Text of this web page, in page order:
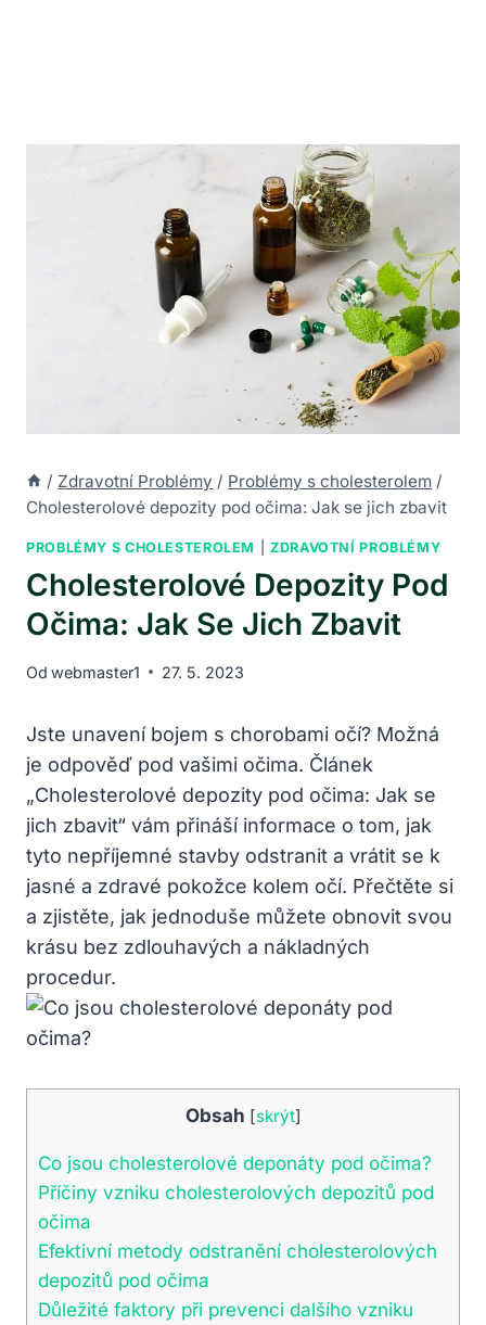
/ Zdravotní Problémy / Problémy s cholesterolem /
Cholesterolové depozity pod očima: Jak se jich zbavit
PROBLÉMY S CHOLESTEROLEM |ZDRAVOTNÍ PROBLÉMY
Cholesterolové Depozity Pod
Očima: Jak Se Jich Zbavit
Od webmaster1 27. 5. 2023
Jste unavení bojem s chorobami očí? Možná
je odpověď pod vašimi očima. Článek
„Cholesterolové depozity pod očima: Jak se
jich zbavit“ vám přináší informace o tom, jak
tyto nepříjemné stavby odstranit a vrátit se k
jasné a zdravé pokožce kolem očí. Přečtěte si
a zjistěte, jak jednoduše můžete obnovit svou
krásu bez zdlouhavých a nákladných
procedur.
Obsah [skrýt]
Co jsou cholesterolové deponáty pod očima?
Příčiny vzniku cholesterolových depozitů pod
očima
Efektivní metody odstranění cholesterolových
depozitů pod očima
Důležité faktory při prevenci dalšího vzniku